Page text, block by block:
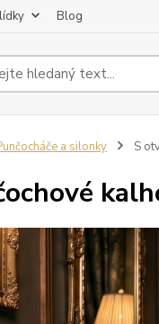
Blog
a silonky S